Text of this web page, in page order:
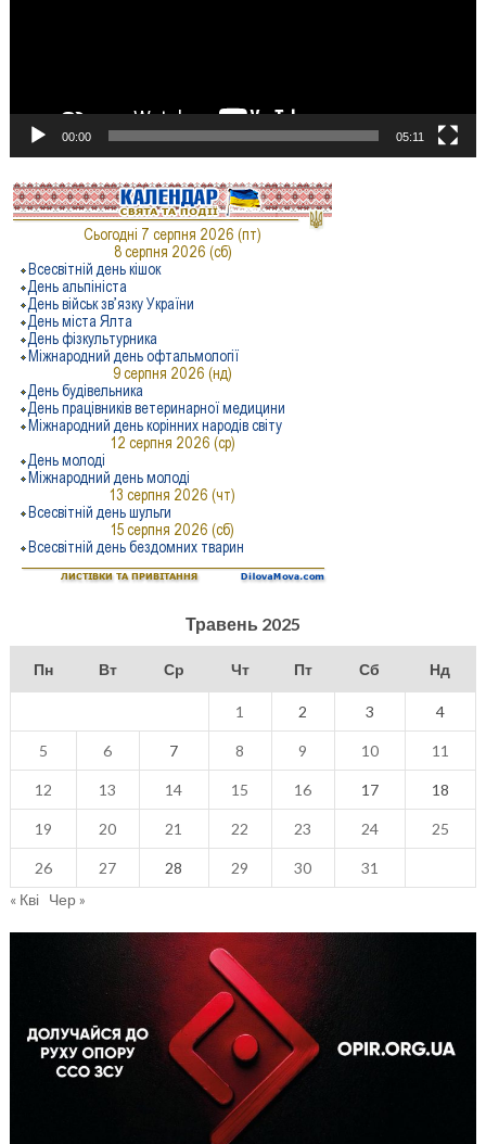
00:00 05:11
Травень 2025
Пн Вт Ср Чт Пт Сб Нд
1 2 3 4
5 6 7 8 9 10 11
12 13 14 15 16 17 18
19 20 21 22 23 24 25
26 27 28 29 30
31
« Кві Чер »